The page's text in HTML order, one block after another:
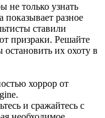
не только узнать
разное
ставили
призраки. Решайте
их охоту в
хоррор от
и сражайтесь с